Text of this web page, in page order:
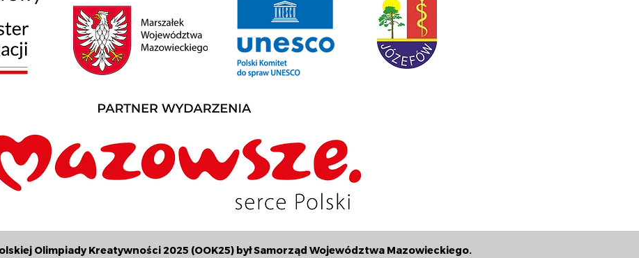
Olimpiady Kreatywności 2025 (OOK25) był Samorząd Województwa Mazowieckiego.